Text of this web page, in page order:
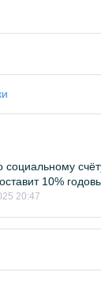
социальному
10%
20:47